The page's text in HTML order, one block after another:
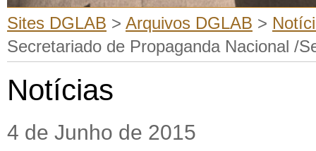
Sites DGLAB > Arquivos DGLAB >
Secretariado de Propaganda Nacional /
Notícias
4 de Junho de 2015